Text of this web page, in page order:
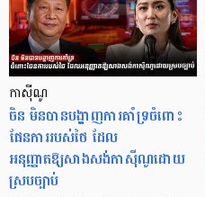
កាស៊ីណូ
ចិន មិនបានបង្ហាញការគាំទ្រចំពោះ
ផែនការរបស់ថៃ ដែល
អនុញ្ញាតឱ្យសាងសង់កាស៊ីណូដោយ
ស្របច្បាប់